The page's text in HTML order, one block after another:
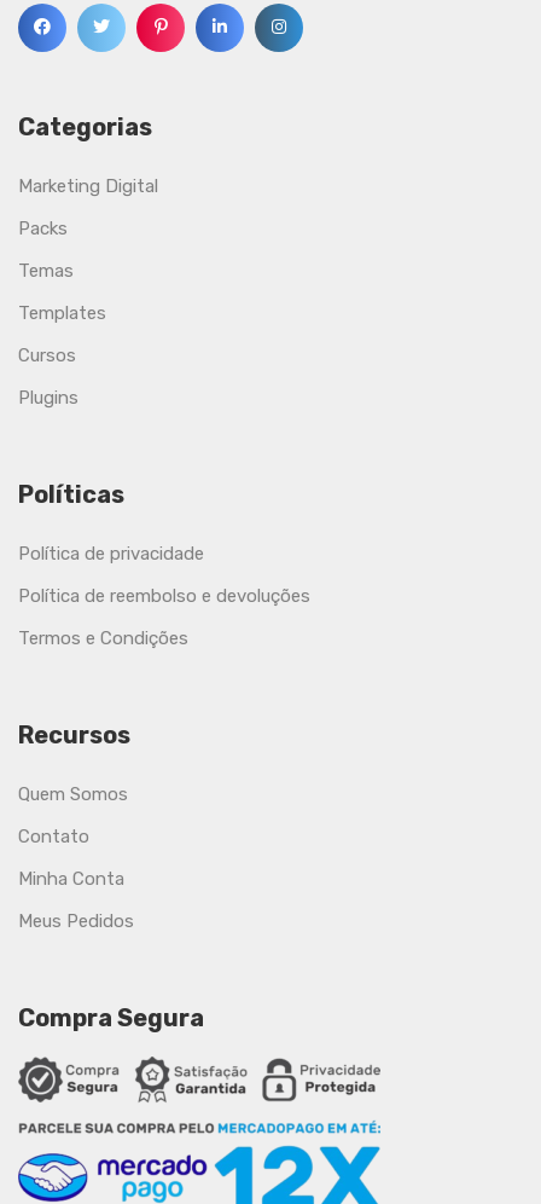
Categorias
Marketing Digital
Packs
Temas
Templates
Cursos
Plugins
Políticas
Política de privacidade
Política de reembolso e devoluções
Termos e Condições
Recursos
Quem Somos
Contato
Minha Conta
Meus Pedidos
Compra Segura